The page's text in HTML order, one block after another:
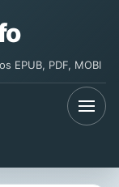
EPUB, PDF, MOBI